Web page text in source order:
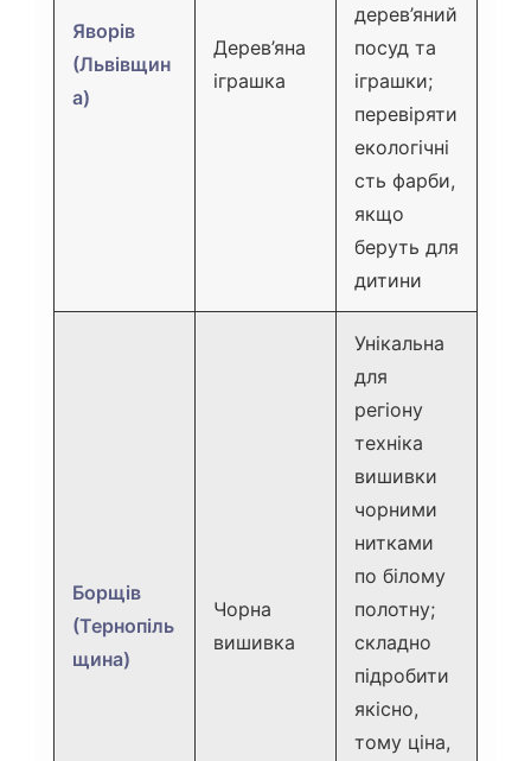
Яворів
(Львівщин
а)
Дерев’яна
іграшка
дерев’яний
посуд та
іграшки;
перевіряти
екологічні
сть фарби,
якщо
беруть для
дитини
Борщів
(Тернопіль
щина)
Чорна
вишивка
Унікальна
для
регіону
техніка
вишивки
чорними
нитками
по білому
полотну;
складно
підробити
якісно,
тому ціна,